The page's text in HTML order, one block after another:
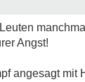
Angst!
angesagt mit